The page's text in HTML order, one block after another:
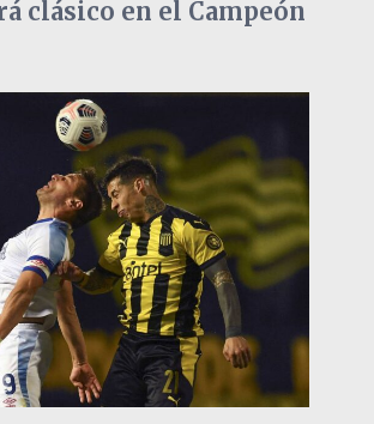
clásico en el Campeón